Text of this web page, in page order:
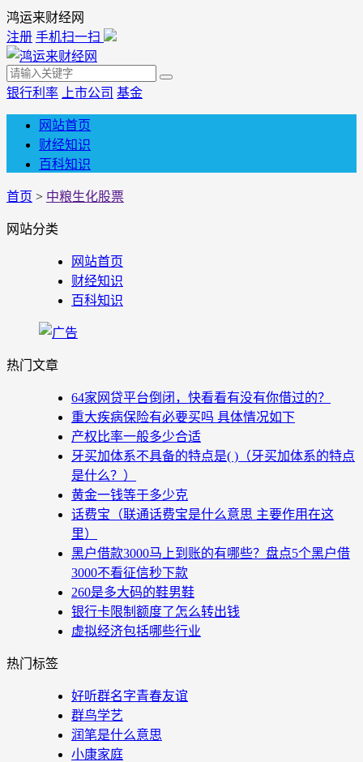
鸿运来财经网
注册 手机扫一扫
银行利率 上市公司 基金
网站首页
财经知识
百科知识
首页 > 中粮生化股票
网站分类
网站首页
财经知识
百科知识
热门文章
64家网贷平台倒闭，快看看有没有你借过的？
重大疾病保险有必要买吗 具体情况如下
产权比率一般多少合适
牙买加体系不具备的特点是( )（牙买加体系的特点
是什么？）
黄金一钱等于多少克
话费宝（联通话费宝是什么意思 主要作用在这
里）
黑户借款3000马上到账的有哪些？盘点5个黑户借
3000不看征信秒下款
260是多大码的鞋男鞋
银行卡限制额度了怎么转出钱
虚拟经济包括哪些行业
热门标签
好听群名字青春友谊
群鸟学艺
润笔是什么意思
小康家庭